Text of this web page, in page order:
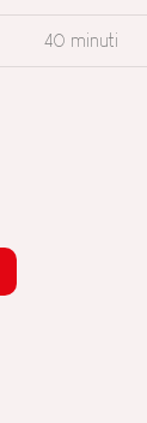
40 minuti